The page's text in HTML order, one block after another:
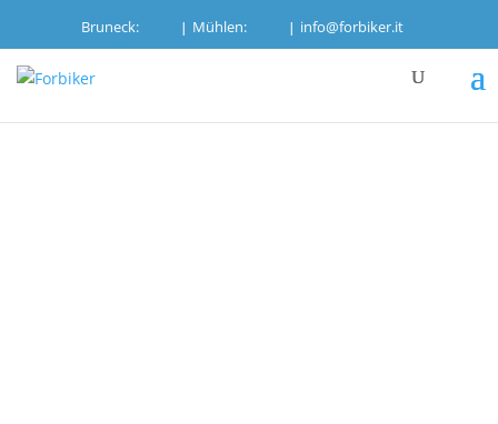
Bruneck: | Mühlen: | info@forbiker.it